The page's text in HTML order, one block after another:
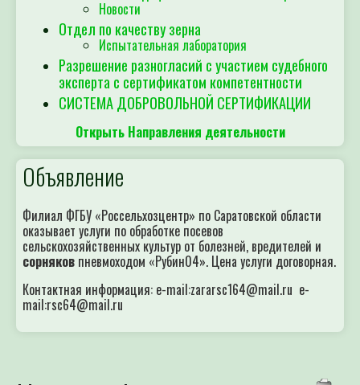
Новости
Отдел по качеству зерна
Испытательная лаборатория
Разрешение разногласий с участием судебного
эксперта с сертификатом компетентности
СИСТЕМА ДОБРОВОЛЬНОЙ СЕРТИФИКАЦИИ
Открыть Направления деятельности
Объявление
Филиал ФГБУ «Россельхозцентр» по Саратовской области
оказывает услуги по обработке посевов
сельскохозяйственных культур от болезней, вредителей и
сорняков пневмоходом «Рубин04». Цена услуги договорная.
Контактная информация: e-mail:zararsc164@mail.ru e-
mail:rsc64@mail.ru